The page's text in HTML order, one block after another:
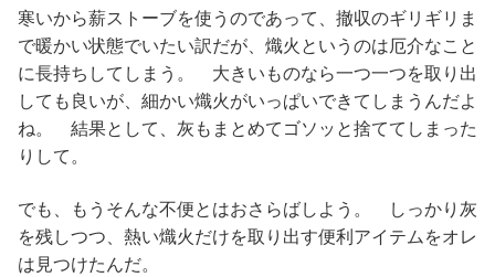
寒いから薪ストーブを使うのであって、撤収のギリギリま
で暖かい状態でいたい訳だが、熾火というのは厄介なこと
に長持ちしてしまう。 大きいものなら一つ一つを取り出
しても良いが、細かい熾火がいっぱいできてしまうんだよ
ね。 結果として、灰もまとめてゴソッと捨ててしまった
りして。
でも、もうそんな不便とはおさらばしよう。 しっかり灰
を残しつつ、熱い熾火だけを取り出す便利アイテムをオレ
は見つけたんだ。